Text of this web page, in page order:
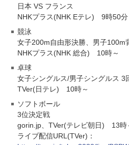
日本 VS フランス
NHKプラス(NHK Eテレ) 9時50分
競泳
女子200m自由形決勝、男子100m
NHKプラス(NHK 総合) 10時～
卓球
女子シングルス/男子シングルス 3
TVer(日テレ) 10時～
ソフトボール
3位決定戦
gorin.jp、TVer(テレビ朝日) 13時
ライブ配信URL(TVer)：